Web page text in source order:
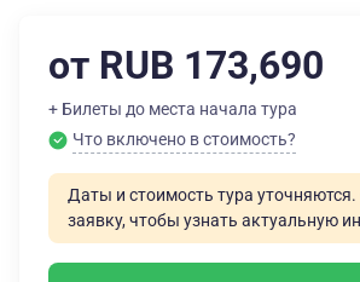
от RUB 173,690
+ Билеты до места начала тура
Что включено в стоимость?
Даты и стоимость тура
заявку, чтобы узнать актуальную